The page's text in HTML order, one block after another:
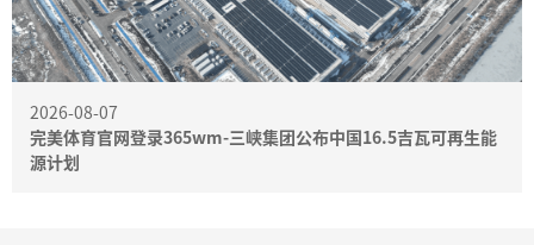
2026-08-07
完美体育官网登录365wm-三峡集团公布中国16.5吉瓦可再生能
源计划